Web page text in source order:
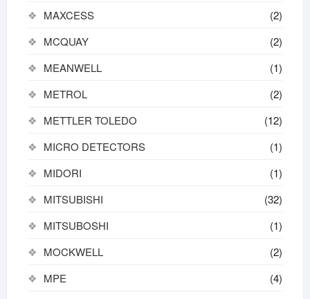
MAXCESS
(2)
MCQUAY
(2)
MEANWELL
(1)
METROL
(2)
METTLER TOLEDO
(12)
MICRO DETECTORS
(1)
MIDORI
(1)
MITSUBISHI
(32)
MITSUBOSHI
(1)
MOCKWELL
(2)
MPE
(4)